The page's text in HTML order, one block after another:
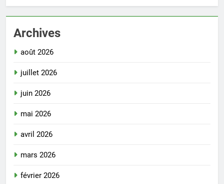
Archives
août 2026
juillet 2026
juin 2026
mai 2026
avril 2026
mars 2026
février 2026